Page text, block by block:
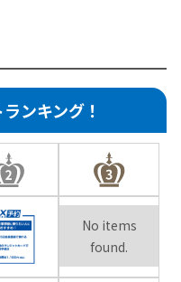
ンキング！
No items
found.